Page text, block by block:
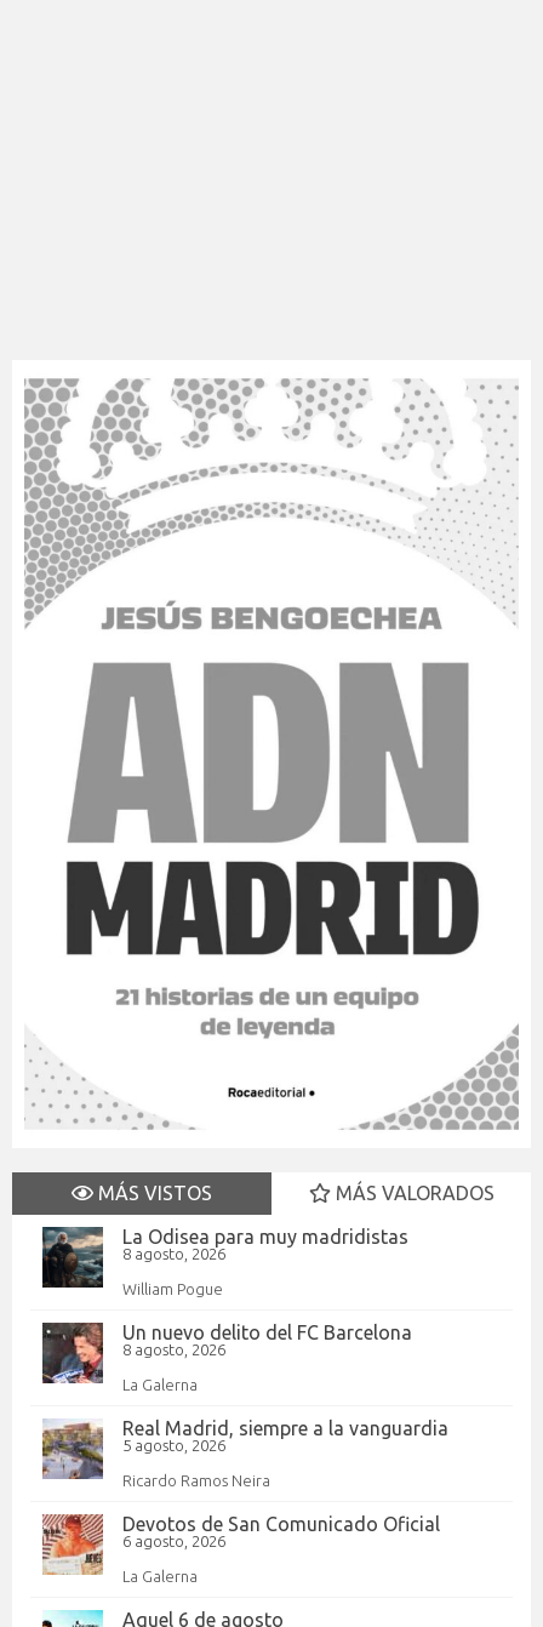
MÁS VISTOS
MÁS VALORADOS
La Odisea para muy madridistas
8 agosto, 2026
William Pogue
Un nuevo delito del FC Barcelona
8 agosto, 2026
La Galerna
Real Madrid, siempre a la vanguardia
5 agosto, 2026
Ricardo Ramos Neira
Devotos de San Comunicado Oficial
6 agosto, 2026
La Galerna
Aquel 6 de agosto